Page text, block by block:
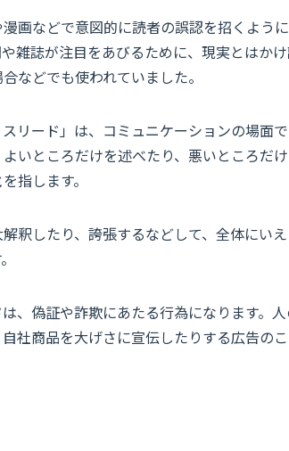
画などで意図的に読者の誤認を招くよう
雑誌が注目をあびるために、現実とはか
などでも使われていました。
リード」は、コミュニケーションの場面
いところだけを述べたり、悪いところだ
を指します。
釈したり、誇張するなどして、全体にい
、偽証や詐欺にあたる行為になります。
社商品を大げさに宣伝したりする広告の